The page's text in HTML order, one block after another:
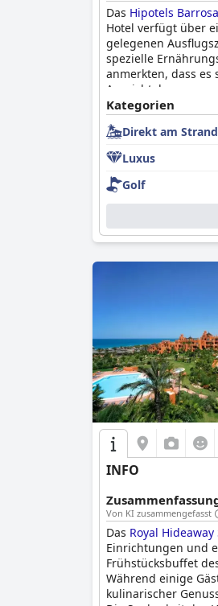
Das Hipotels
Hotel verfügt über
gelegenen
spezielle
anmerkten, dass
Aussicht,
geführten und
der Poolbereich
für Familien mit
angenehmen
entspannen, die
Kategorien
Direkt am Strand
Luxus
Golf
INFO
Von KI zusammengefasst
Das Royal
Einrichtungen und
Frühstücksbuffet
Während einige
kulinarischer